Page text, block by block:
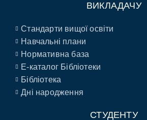
ВИКЛАДАЧУ
Стандарти вищої освіти
Навчальні плани
Нормативна база
E-каталог Бібліотеки
Бібліотека
Дні народження
СТУДЕНТУ